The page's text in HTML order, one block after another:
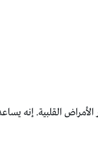
القلبية. إنه